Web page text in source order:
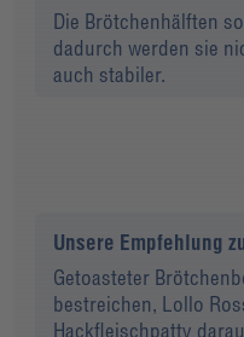
Die Brötchenhälften
dadurch werden sie
auch stabiler.
Unsere Empfehlung
Getoasteter
bestreichen, Lollo
Hackfleischpatty